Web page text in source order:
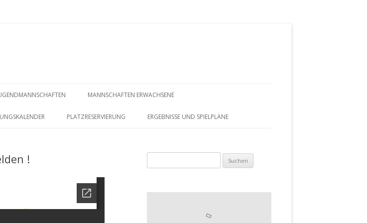
PLATZBELEGUNGSPLAN
MANNSCHAFTEN ERWACHSENE
SOMMERSAISON … AUF EINEN
SOMMERSAISON DAMEN
SOMMERSAISON MIXED
PLATZRESERVIERUNG ERGEBNISSE UND SPIELPLÄNE
!
nach: